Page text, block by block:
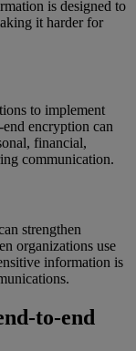
is designed to
it harder for
to implement
encryption can
financial,
communication.
strengthen
organizations use
information is
to-end